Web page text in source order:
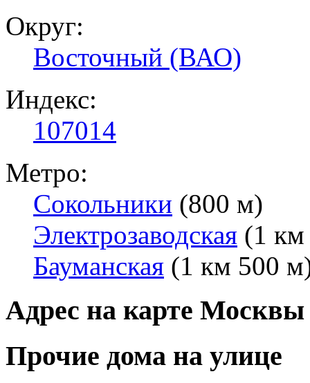
Округ:
Восточный (ВАО)
Индекс:
107014
Метро:
Сокольники (800 м)
Электрозаводская (1
Бауманская (1 км 500
Адрес на карте Москвы
Прочие дома на улице